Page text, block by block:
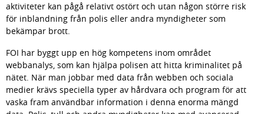
aktiviteter kan pågå relativt ostört och utan någon större risk
för inblandning från polis eller andra myndigheter som
bekämpar brott.
FOI har byggt upp en hög kompetens inom området
webbanalys, som kan hjälpa polisen att hitta kriminalitet på
nätet. När man jobbar med data från webben och sociala
medier krävs speciella typer av hårdvara och program för att
vaska fram användbar information i denna enorma mängd